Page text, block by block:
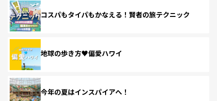
コスパもタイパもかなえる！賢者の旅テクニック
地球の歩き方♥偏愛ハワイ
今年の夏はインスパイアへ！